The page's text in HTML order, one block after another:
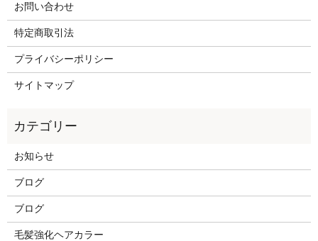
お問い合わせ
特定商取引法
プライバシーポリシー
サイトマップ
お知らせ
ブログ
ブログ
毛髪強化ヘアカラー